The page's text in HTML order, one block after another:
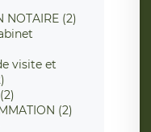
NOTAIRE (2)
visite et
(2)